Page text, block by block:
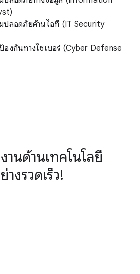
มปลอดภัยด้านไอที (IT Security
องกันทางไซเบอร์ (Cyber Defense
านด้านเทคโนโลยี
างรวดเร็ว!